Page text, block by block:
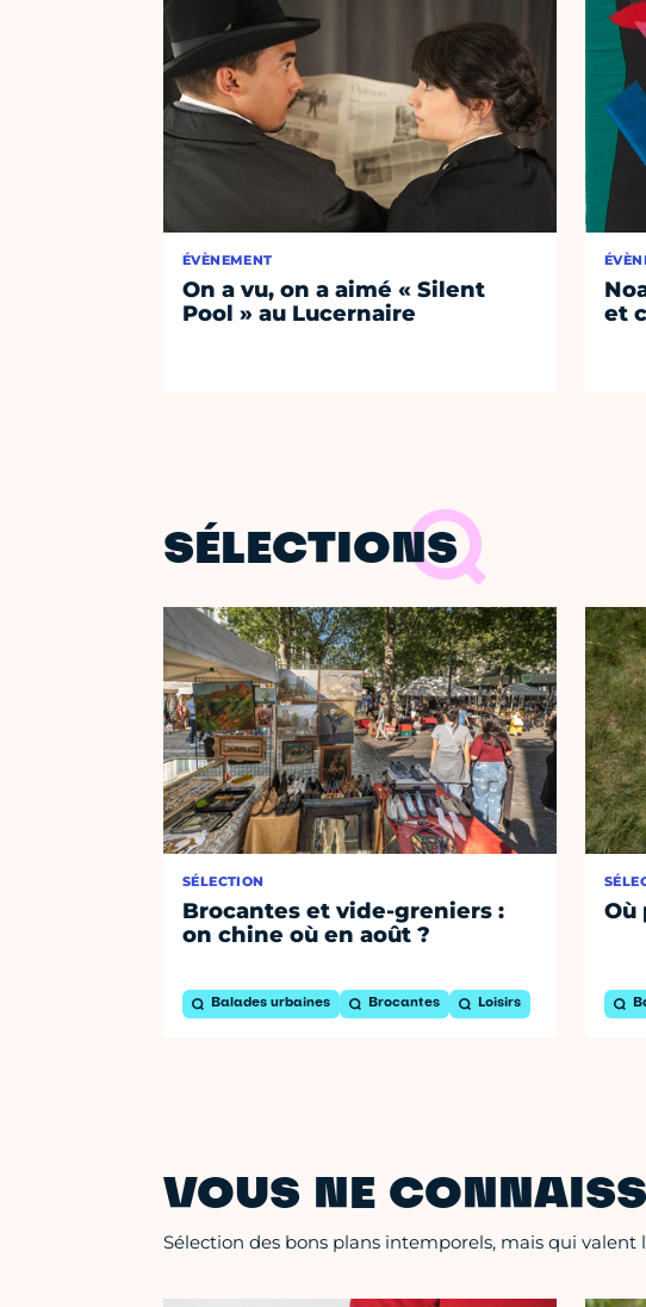
ÉVÈNEMENT
On a vu, on a aimé « Silent
Pool » au Lucernaire
et
SÉLECTIONS
SÉLECTION
Brocantes et vide-greniers :
on chine où en août ?
Balades urbaines Brocantes Loisirs
Où
VOUS NE
Sélection des bons plans intemporels, mais qui valent